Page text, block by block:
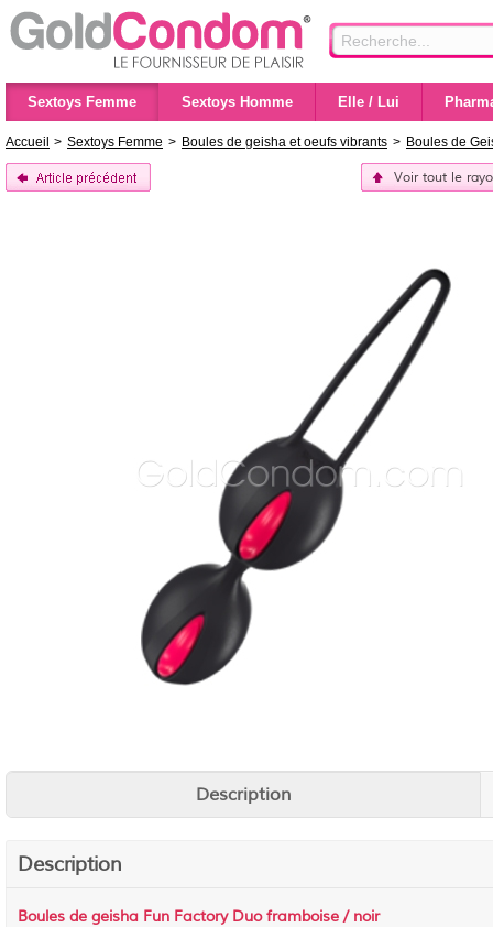
Sextoys Femme Sextoys Homme Elle / Lui
Accueil > Sextoys Femme > Boules de geisha et oeufs vibrants > Boules de
Voir tout le
Description
Description
Boules de geisha Fun Factory Duo framboise / noir